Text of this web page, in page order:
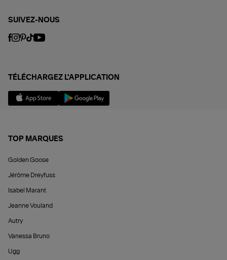
SUIVEZ-NOUS
TÉLÉCHARGEZ L'APPLICATION
TOP MARQUES
Golden Goose
Jérôme Dreyfuss
Isabel Marant
Jeanne Vouland
Autry
Vanessa Bruno
Ugg